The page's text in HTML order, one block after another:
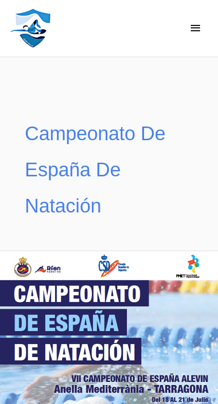
contenido
Campeonato De
España De
Natación
CTO.
ESPAÑA
NATACIÓN
ALEVÍN